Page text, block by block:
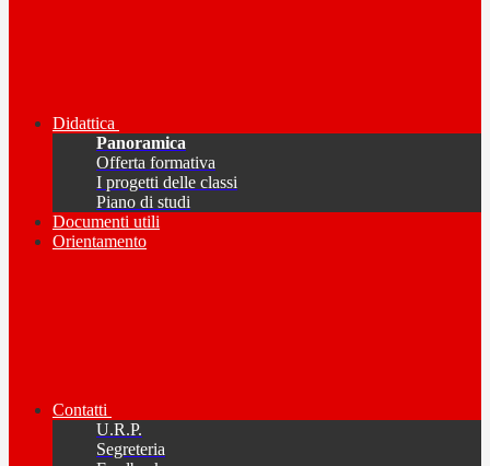
Didattica
Panoramica
Offerta formativa
I progetti delle classi
Piano di studi
Documenti utili
Orientamento
Contatti
U.R.P.
Segreteria